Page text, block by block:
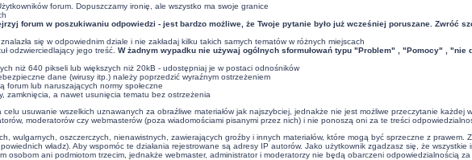
forum. Dopuszczamy ironię, ale wszystko ma swoje granice
forum w poszukiwaniu odpowiedzi - jest bardzo możliwe, że Twoje pytanie było już wcześniej poruszane. Zwróć
się w odpowiednim dziale i nie zakładaj kilku takich samych tematów w różnych miejscach
odzwierciedlający jego treść. W żadnym wypadku nie używaj ogólnych sformułowań typu "Problem" , "Pomocy" , "nie
niż 640 pikseli lub większych niż 20kB - udostępniaj je w postaci odnośników
dane (wirusy itp.) należy poprzedzić wyraźnym ostrzeżeniem
forum lub naruszających normy społeczne
zamknięcia, a nawet usunięcia tematu bez ostrzeżenia
usuwanie wszelkich uznawanych za obraźliwe materiałów jak najszybciej, jednakże nie jest możliwe przeczytanie
moderatorów czy webmasterów (poza wiadomościami pisanymi przez nich) i nie ponoszą oni za te treści
wulgarnych, oszczerczych, nienawistnych, zawierających groźby i innych materiałów, które mogą być sprzeczne z prawem.
władz). Aby wspomóc te działania rejestrowane są adresy IP autorów. Jako użytkownik zgadzasz się, że
ani podmiotom trzecim, jednakże webmaster, administrator i moderatorzy nie będą obarczeni odpowiedzialnością